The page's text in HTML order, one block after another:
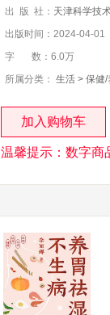
出 版 社： 天津科学技
出版时间：2024-04-01
字 数：6.0万
所属分类： 生活 > 保健/
加入购物车
温馨提示：数字商